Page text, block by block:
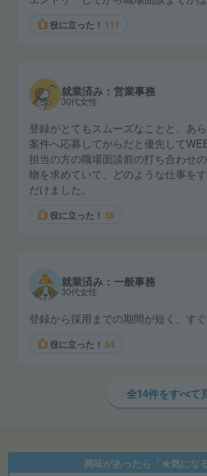
役に立った！ 111
就業済み：営業事務
30代女性
登録がとてもスムーズなことと、あ
案件へ応募してからだと優先して
担当の方の職場面談前の打ち合わせ
物を求めていて、どのような仕事を
だけました。
役に立った！ 56
就業済み：一般事務
30代女性
登録から採用までの期間が短く、す
役に立った！ 54
全14件をすべて
興味があったら「★気にな